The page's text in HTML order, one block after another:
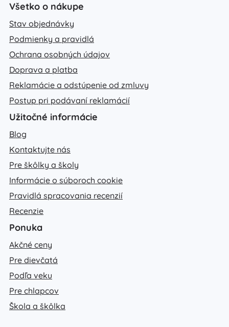
Všetko o nákupe
Stav objednávky
Podmienky a pravidlá
Ochrana osobných údajov
Doprava a platba
Reklamácie a odstúpenie od zmluvy
Postup pri podávaní reklamácií
Užitočné informácie
Blog
Kontaktujte nás
Pre škôlky a školy
Informácie o súboroch cookie
Pravidlá spracovania recenzií
Recenzie
Ponuka
Akčné ceny
Pre dievčatá
Podľa veku
Pre chlapcov
Škola a škôlka